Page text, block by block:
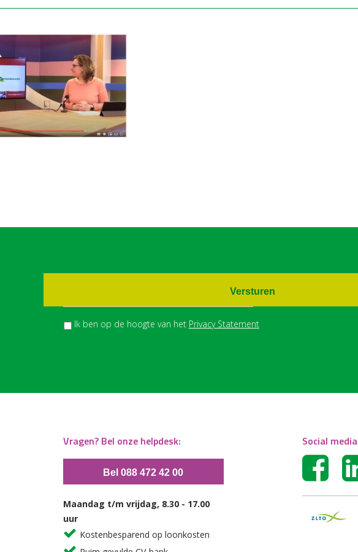
Ik ben op de hoogte van het Privacy Statement
Versturen
Vragen? Bel onze helpdesk:
Bel 088 472 42 00
Maandag t/m vrijdag, 8.30 - 17.00
uur
Kostenbesparend op loonkosten
Social media